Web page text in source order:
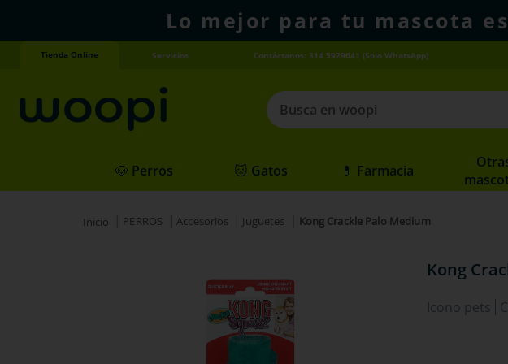
Lo mejor para tu mascota
Tienda Online Servicios Contáctanos: 314 5929641 (Solo WhatsApp)
Busca en woopi
1
agility gold
🐶 Perros 🐱 Gatos 💊 Farmacia
PERROS Accesorios Juguetes Kong Crackle Palo Medium
Kong
Icono pets